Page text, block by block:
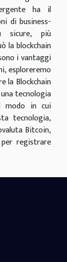
ha il
di business-
sicure, più
la blockchain
i vantaggi
esploreremo
la Blockchain
tecnologia
modo in cui
tecnologia,
Bitcoin,
registrare